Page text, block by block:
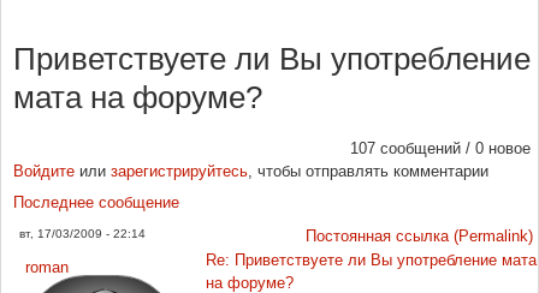
Приветствуете ли Вы употребление
мата на форуме?
107 сообщений / 0 новое
Войдите или зарегистрируйтесь, чтобы отправлять комментарии
Последнее сообщение
вт, 17/03/2009 - 22:14
Постоянная ссылка (Permalink)
roman
Re: Приветствуете ли Вы употребление мата
на форуме?